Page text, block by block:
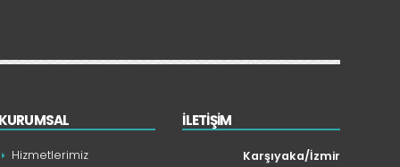
KURUMSAL
Hizmetlerimiz
İLETİŞİM
Karşıyaka/İzmir